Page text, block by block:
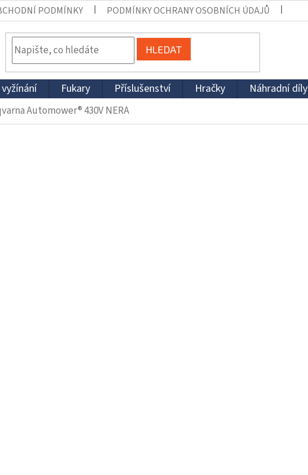
PODMÍNKY PODMÍNKY OCHRANY OSOBNÍCH ÚDAJŮ
HLEDAT
Fukary Příslušenství Hračky Náhradní díly
Automower® 430V NERA